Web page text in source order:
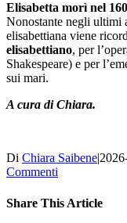
Elisabetta morì nel
Nonostante negli ultimi
elisabettiana viene
elisabettiano, per
Shakespeare) e per
sui mari.
A cura di Chiara.
Di Chiara Saibene|
Commenti
Share This Article